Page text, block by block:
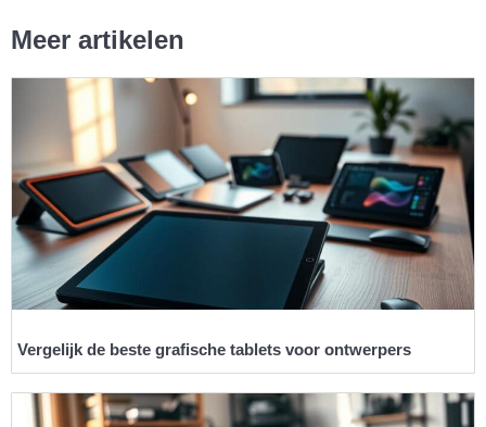
Meer artikelen
Vergelijk de beste grafische tablets voor ontwerpers